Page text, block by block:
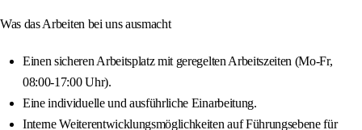
Was das Arbeiten bei uns ausmacht
Einen sicheren Arbeitsplatz mit geregelten Arbeitszeiten (Mo-Fr,
08:00-17:00 Uhr).
Eine individuelle und ausführliche Einarbeitung.
Interne Weiterentwicklungsmöglichkeiten auf Führungsebene für